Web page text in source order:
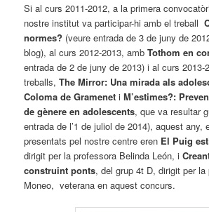
Si al curs 2011-2012, a la primera
nostre institut va participar-hi amb el treball
normes? (veure entrada de 3 de juny de
blog), al curs 2012-2013, ambTothom en
entrada de 2 de juny de 2013) i al curs 2013-
treballs,The Mirror: Una mirada als
Coloma de Gramenet iM’estimes?:
de gènere en adolescents, que va resultar
entrada de l’1 de juliol de 2014), aquest any,
presentats pel nostre centre eren El Puig
dirigit per la professora Belinda León, i
construint ponts, del grup 4t D, dirigit per la
Moneo, veterana en aquest concurs.